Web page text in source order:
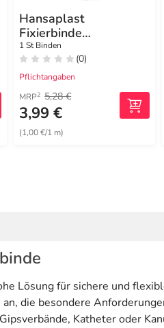
Hansaplast
Fixierbinde
selbsthaftend 6 cmx4
m blau
1 St Binden
(0)
Pflichtangaben
MRP2 5,28 €
3,99 €
(1,00 €/1 m)
Lösung für sichere und
die besondere
Katheter oder